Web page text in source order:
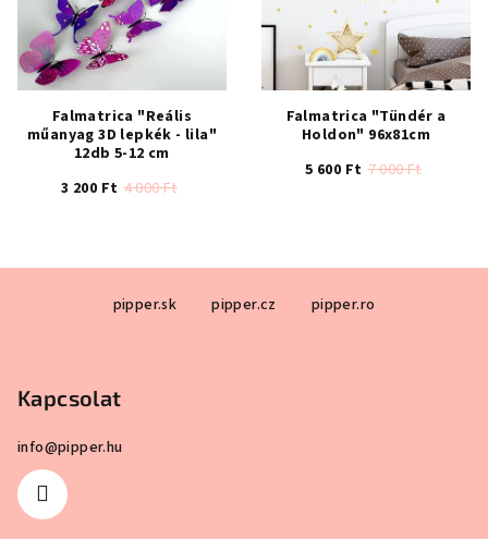
Falmatrica "Reális
műanyag 3D lepkék - lila"
12db 5-12 cm
3 200 Ft 4 000 Ft
átlagos
értékelése
5-
Falmatrica "Tündér a
Holdon" 96x81cm
5 600 Ft 7 000 Ft
5-
pipper.sk pipper.cz pipper.ro
Kapcsolat
info@pipper.hu